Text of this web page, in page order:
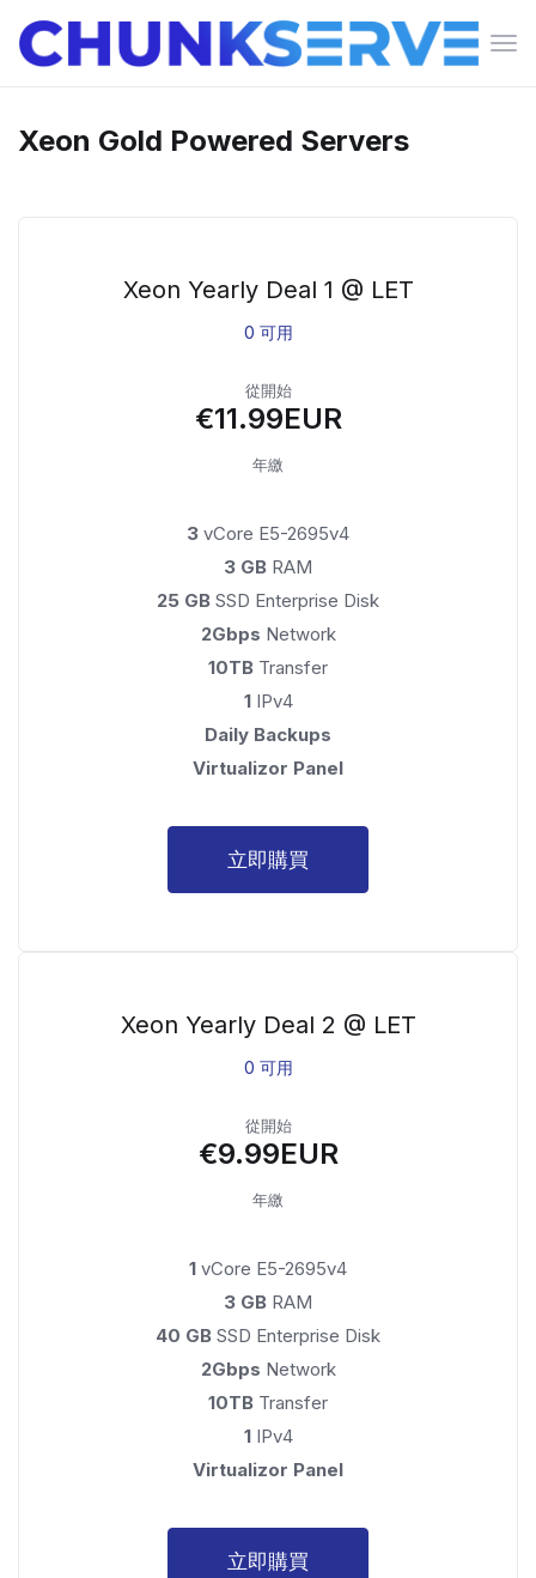
切
Xeon Gold Powered Servers
Xeon Yearly Deal 1 @ LET
0 可用
從開始
€11.99EUR
年繳
3 vCore E5-2695v4
3 GB RAM
25 GB SSD Enterprise Disk
2Gbps Network
10TB Transfer
1IPv4
Daily Backups
Virtualizor Panel
立即購買
Xeon Yearly Deal 2 @ LET
0 可用
從開始
€9.99EUR
年繳
1 vCore E5-2695v4
3 GB RAM
40 GB SSD Enterprise Disk
2Gbps Network
10TB Transfer
1IPv4
Virtualizor Panel
立即購買